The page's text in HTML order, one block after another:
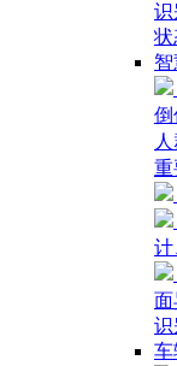
识
状
倒
重
计
面
识
车